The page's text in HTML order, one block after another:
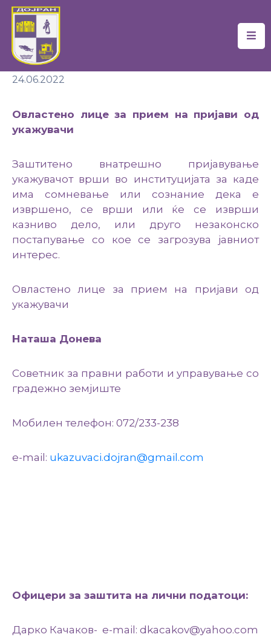
Почетна
Локална
Документи
Финансии
Туризам
Настани
24.06.2022
Овластено лице за прием на пријави од
укажувачи
Заштитено внатрешно пријавување
укажувачот врши во институцијата за каде
има сомневање или сознание дека е
извршено, се врши или ќе се изврши
казниво дело, или друго незаконско
постапување со кое се загрозува јавниот
интерес.
Овластено лице за прием на пријави од
укажувачи
Наташа Донева
Советник за правни работи и управување со
градежно земјиште
Мобилен телефон: 072/233-238
e-mail: ukazuvaci.dojran@gmail.com
Офицери за заштита на лични податоци:
Дарко Качаков- e-mail: dkacakov@yahoo.com